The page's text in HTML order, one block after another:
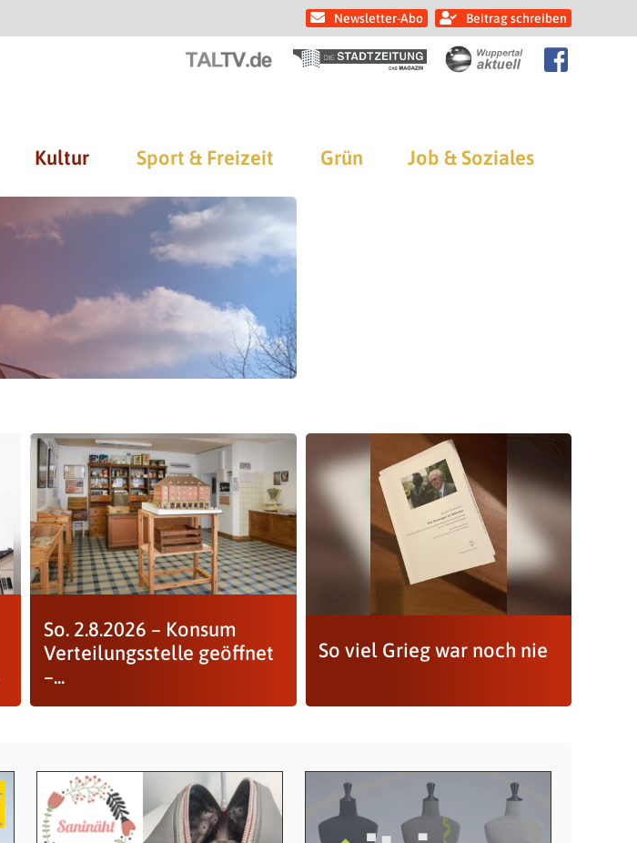
Newsletter-Abo Beitrag schreiben
Kultur Sport & Freizeit Grün Job & Soziales
So. 2.8.2026 – Konsum
Verteilungsstelle geöffnet
–...
So viel Grieg war noch nie